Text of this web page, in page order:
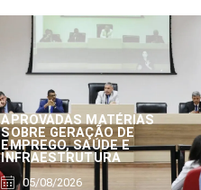
APROVADAS MATÉRIAS
SOBRE GERAÇÃO DE
EMPREGO, SAÚDE E
INFRAESTRUTURA
05/08/2026